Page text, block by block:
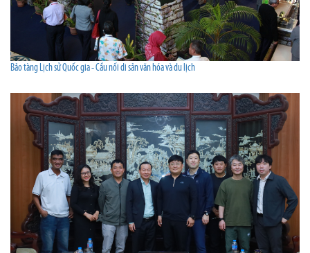
Bảo tàng Lịch sử Quốc gia - Cầu nối di sản văn hóa và du lịch